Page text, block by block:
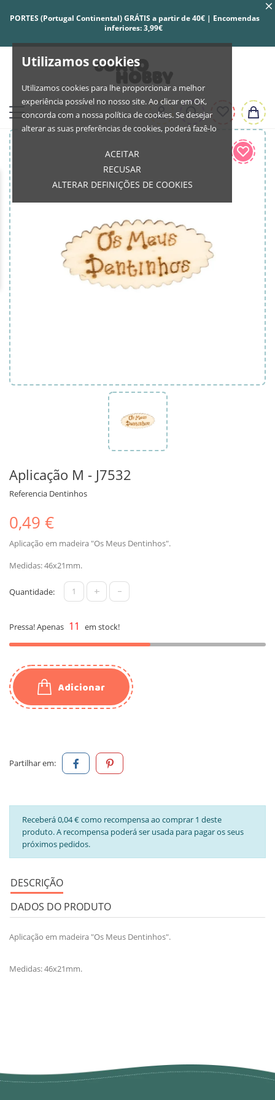
Utilizamos cookies
Utilizamos cookies para lhe proporcionar a melhor
experiência possível no nosso site. Ao clicar em OK,
concorda com a nossa política de cookies. Se desejar
alterar as suas preferências de cookies, poderá fazê-lo
ACEITAR
RECUSAR
ALTERAR DEFINIÇÕES DE COOKIES
PORTES (Portugal Continental) GRÁTIS a partir de 40€ | Encomendas
inferiores: 3,99€
Aplicação M - J7532
Referencia Dentinhos
0,49 €
Aplicação em madeira "Os Meus Dentinhos".
Medidas: 46x21mm.
Quantidade: + -
Pressa! Apenas 11 em stock!
Adicionar
Partilhar em:
Receberá 0,04 € como recompensa ao comprar 1 deste
produto. A recompensa poderá ser usada para pagar os seus
próximos pedidos.
DESCRIÇÃO
DADOS DO PRODUTO
Aplicação em madeira "Os Meus Dentinhos".
Medidas: 46x21mm.